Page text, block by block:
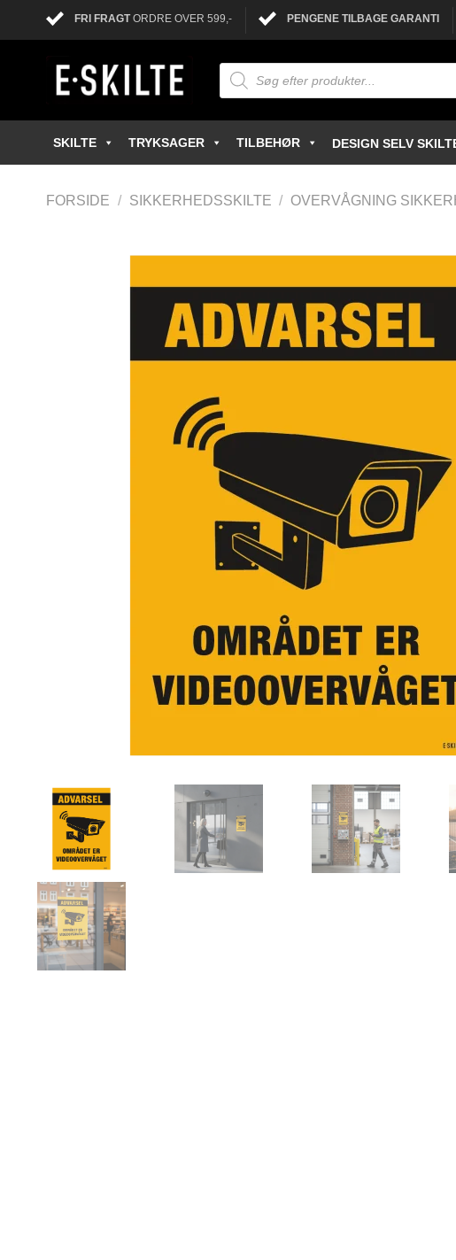
FRI FRAGTORDRE OVER 599,- PENGENE TILBAGE GARANTI
SKILTE TRYKSAGER TILBEHØR DESIGN SELV
FORSIDE / SIKKERHEDSSKILTE / OVERVÅGNING